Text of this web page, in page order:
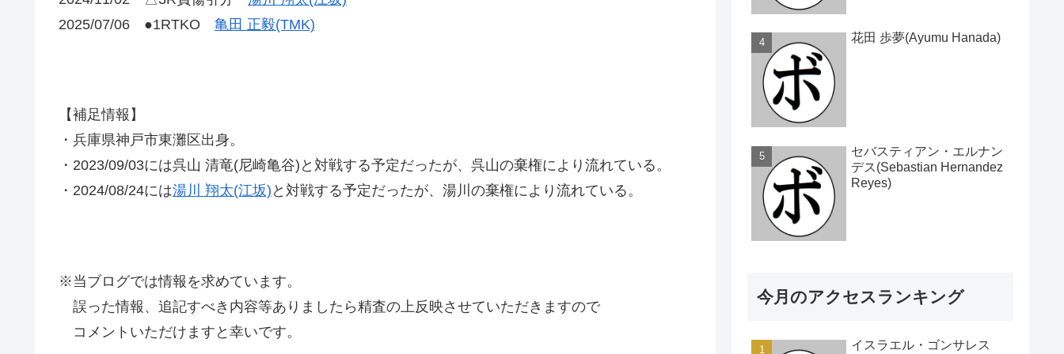
2025/07/06 ●1RTKO 亀田 正毅(TMK)
【補足情報】
・兵庫県神戸市東灘区出身。
・2023/09/03には呉山 清竜(尼崎亀谷)と対戦する予定だったが、呉山の棄権により流れている。
・2024/08/24には湯川 翔太(江坂) と対戦する予定だったが、湯川の棄権により流れている。
※当ブログでは情報を求めています。
誤った情報、追記すべき内容等ありましたら精査の上反映させていただきますので
コメントいただけますと幸いです。
花田 歩夢(Ayumu Hanada)
セバスティアン・エルナン
デス(Sebastian Hernandez
Reyes)
今月のアクセスランキング
イスラエル・ゴンサレス